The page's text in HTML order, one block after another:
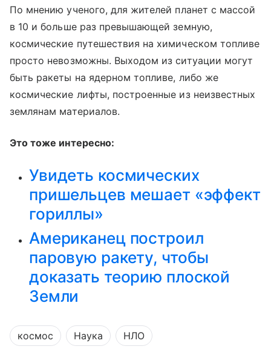
По мнению ученого, для жителей планет с массой
в 10 и больше раз превышающей земную,
космические путешествия на химическом топливе
просто невозможны. Выходом из ситуации могут
быть ракеты на ядерном топливе, либо же
космические лифты, построенные из неизвестных
землянам материалов.
Это тоже интересно:
Увидеть космических
пришельцев мешает «эффект
гориллы»
Американец построил
паровую ракету, чтобы
доказать теорию плоской
Земли
космос Наука НЛО